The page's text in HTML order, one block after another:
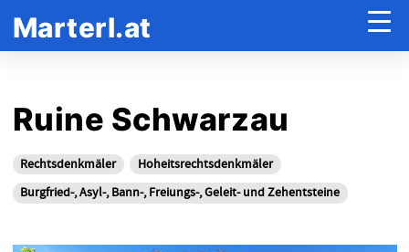
Marterl.at
Ruine Schwarzau
Rechtsdenkmäler
Hoheitsrechtsdenkmäler
Burgfried-, Asyl-, Bann-, Freiungs-, Geleit- und Zehentsteine